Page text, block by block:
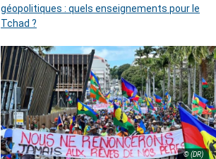
géopolitiques : quels enseignements pour le
Tchad ?
© (DR)